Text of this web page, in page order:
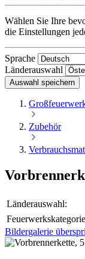
Wählen Sie Ihre
die Einstellungen
Sprache
Länderauswahl
Auswahl speichern
Zubehör
Länderauswahl:
Bildergalerie